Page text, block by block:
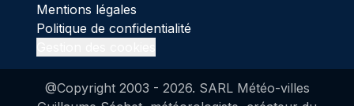
Mentions légales
Politique de confidentialité
@Copyright 2003 - 2026. SARL Météo-villes